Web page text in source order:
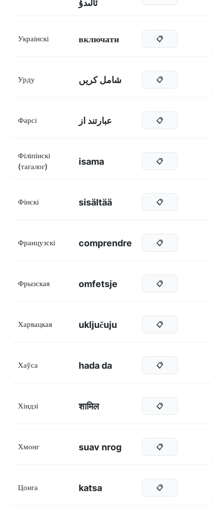
ئالىدۇ
Украінскі включати 📋
Урду شامل کریں 📋
Фарсі عبارتند از 📋
Філіпінскі
(тагалог)
isama 📋
Фінскі sisältää 📋
Французскі comprendre 📋
Фрызская omfetsje 📋
Харвацкая uključuju 📋
Хаўса hada da 📋
Хіндзі शामिल 📋
Хмонг suav nrog 📋
Цонга katsa 📋